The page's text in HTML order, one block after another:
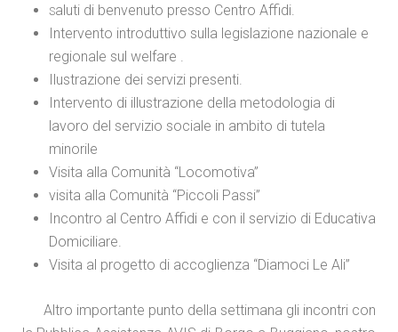
Saluti di benvenuto presso Centro Affidi.
Intervento introduttivo sulla legislazione nazionale e
regionale sul welfare .
Ilustrazione dei servizi presenti.
Intervento di illustrazione della metodologia di
lavoro del servizio sociale in ambito di tutela
minorile
Visita alla Comunità “Locomotiva”
visita alla Comunità “Piccoli Passi”
Incontro al Centro Affidi e con il servizio di Educativa
Domiciliare.
Visita al progetto di accoglienza “Diamoci Le Ali”
Altro importante punto della settimana gli incontri con